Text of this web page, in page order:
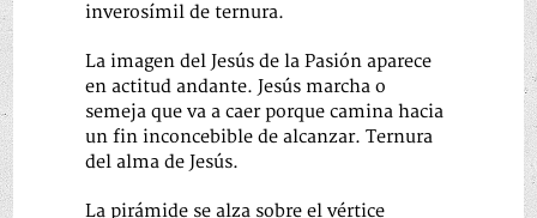
inverosímil de ternura.
La imagen del Jesús de la Pasión aparece
en actitud andante. Jesús marcha o
semeja que va a caer porque camina hacia
un fin inconcebible de alcanzar. Ternura
del alma de Jesús.
La pirámide se alza sobre el vértice